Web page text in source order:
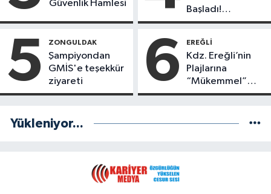
Güvenlik Hamlesi
Başladı!
Yönetimde
5 ZONGULDAK
Şampiyondan
GMİS'e teşekkür
ziyareti
6 EREĞLI
Kdz. Ereğli’nin
Plajlarına
“Mükemmel”
Notu!
Yükleniyor...